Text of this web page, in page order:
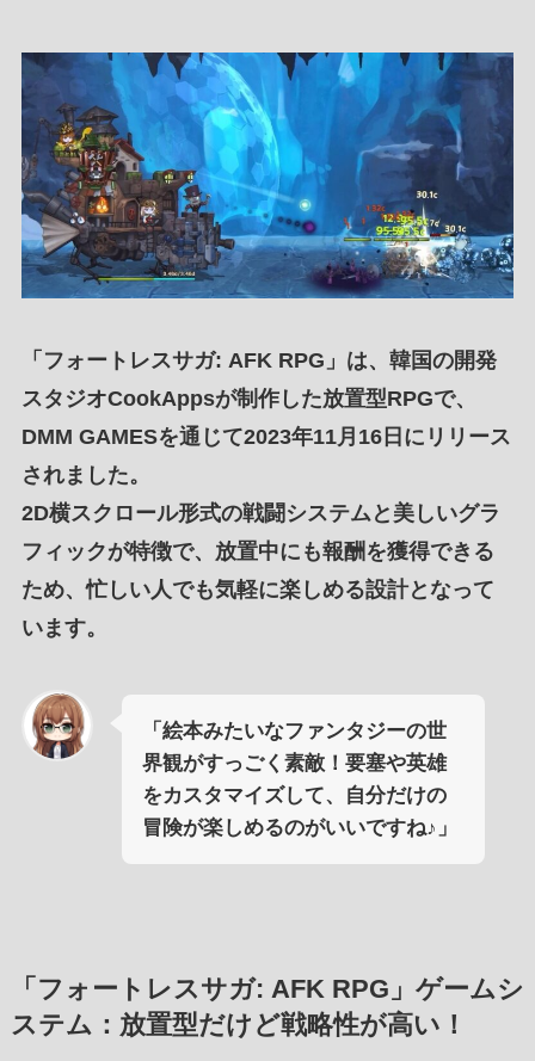
「 フォートレスサガ: AFK RPG 」は、 韓国の開発
スタジオCookAppsが制作した放置型RPGで、
DMM GAMESを通じて2023年11月16日 に リリース
されました。
2D横スクロール形式の戦闘システム と 美しいグラ
フィックが特徴で、 放置中にも報酬を獲得できる
ため、忙しい人 でも気軽に楽しめる設計となって
います。
「絵本みたいなファンタジーの世
界観がすっごく素敵！要塞や英雄
をカスタマイズして、自分だけの
冒険が楽しめるのがいいですね♪」
「フォートレスサガ: AFK RPG」ゲームシ
ステム：放置型だけど戦略性が高い！